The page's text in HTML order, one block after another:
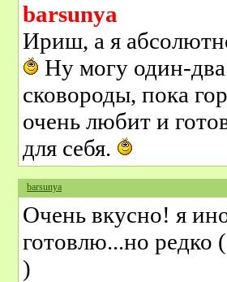
barsunya
Ириш, а я
Ну могу один-
сковороды, пока
очень любит и
для себя.
barsunya
Очень вкусно! я
готовлю...но редко
)